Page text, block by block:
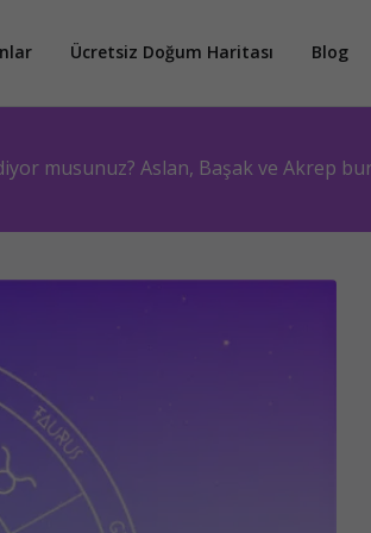
Ücretsiz Doğum Haritası Blog
musunuz? Aslan, Başak ve Akrep